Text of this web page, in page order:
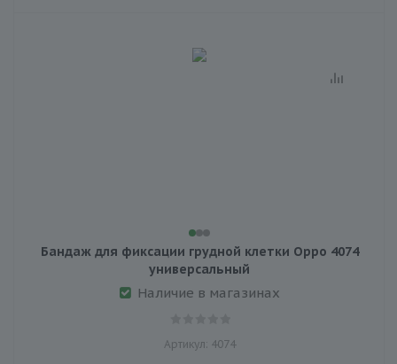
Бандаж для фиксации грудной клетки Oppo 4074
универсальный
Наличие в магазинах
Артикул: 4074